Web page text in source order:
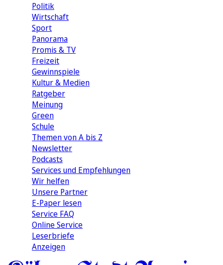
Politik
Wirtschaft
Sport
Panorama
Promis & TV
Freizeit
Gewinnspiele
Kultur & Medien
Ratgeber
Meinung
Green
Schule
Themen von A bis Z
Newsletter
Podcasts
Services und Empfehlungen
Wir helfen
Unsere Partner
E-Paper lesen
Service FAQ
Online Service
Leserbriefe
Anzeigen